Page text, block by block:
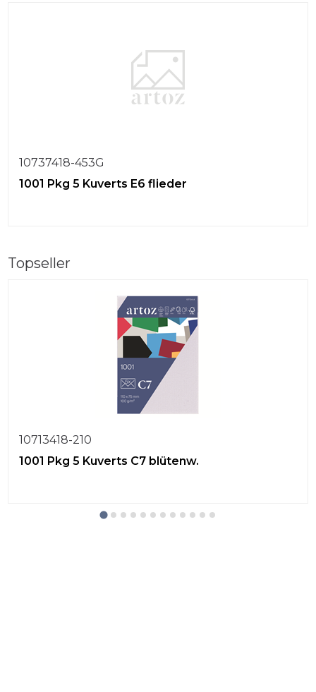
10737418-453G
1001 Pkg 5 Kuverts E6 flieder
Topseller
10713418-210
1001 Pkg 5 Kuverts C7 blütenw.